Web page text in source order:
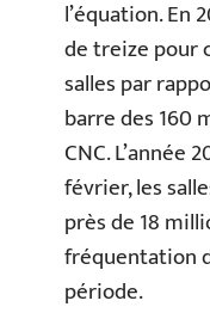
l’équation. En
de treize pour
salles par
barre des 160
CNC. L’année
février, les
près de 18
fréquentation
période.